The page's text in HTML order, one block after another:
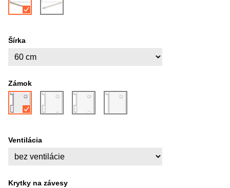
Šírka
Zámok
Ventilácia
Krytky na závesy